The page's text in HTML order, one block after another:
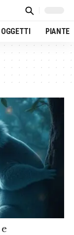
OGGETTI PIANTE